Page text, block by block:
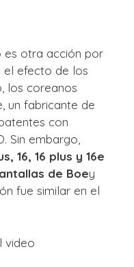
es otra acción por
el efecto de los
los coreanos
un fabricante de
con
Sin embargo,
16, 16 plus y 16e
de Boey
fue similar en el
video